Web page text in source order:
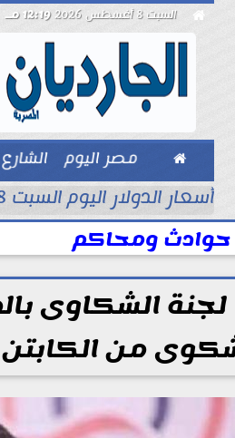
 السبت 8 أغسطس 2026 12:19 مـ
 مصر اليوم
بيزنس
أسعار الدولار اليوم السبت 8-8-2026..
حوادث ومحاكم
لجنة الشكاوى
من